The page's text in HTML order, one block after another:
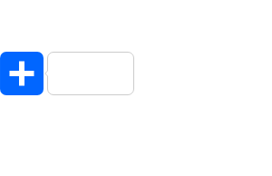
Twitter Share